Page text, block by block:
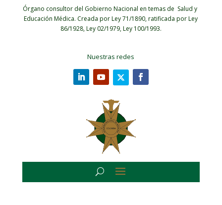
Órgano consultor del Gobierno Nacional en temas de Salud y
Educación Médica. Creada por Ley 71/1890, ratificada por Ley
86/1928, Ley 02/1979, Ley 100/1993.
Nuestras redes